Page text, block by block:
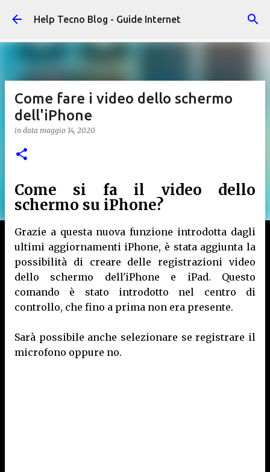
Passa ai contenuti principali
Help Tecno Blog - Guide Internet
Come fare i video dello schermo
dell'iPhone
in data maggio 14, 2020
Come si fa il video dello
schermo su iPhone?
Grazie a questa nuova funzione introdotta dagli
ultimi aggiornamenti iPhone, è stata aggiunta la
possibilità di creare delle registrazioni video
dello schermo dell'iPhone e iPad. Questo
comando è stato introdotto nel centro di
controllo, che fino a prima non era presente.
Sarà possibile anche selezionare se registrare il
microfono oppure no.